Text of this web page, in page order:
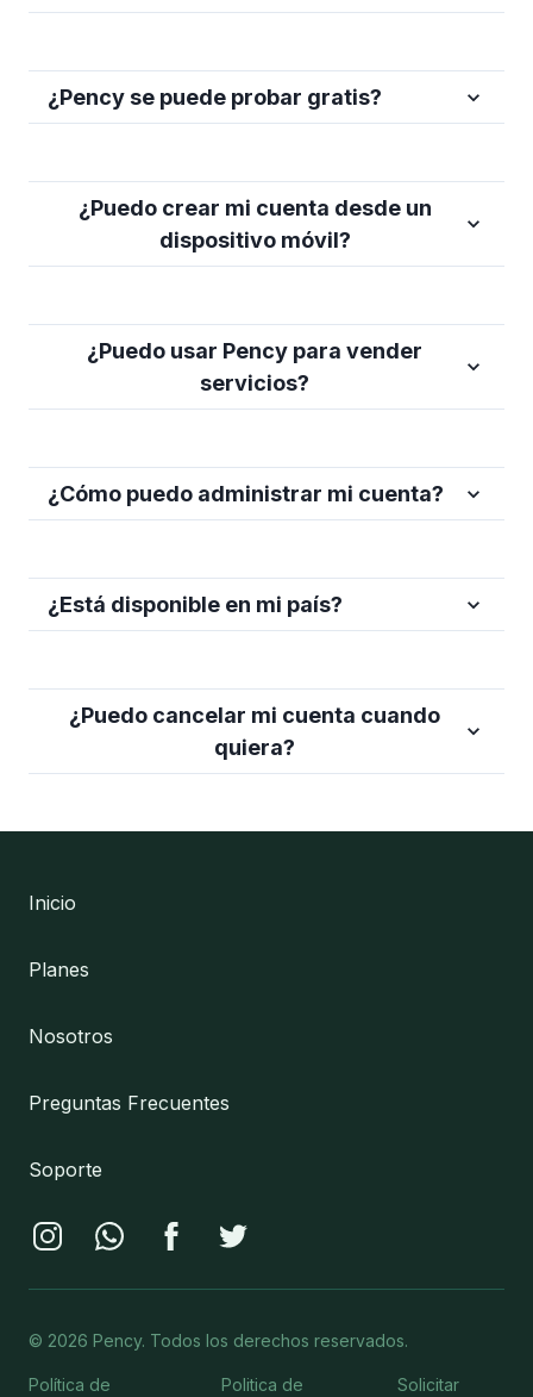
¿Pency se puede probar gratis?
¿Puedo crear mi cuenta desde un
dispositivo móvil?
¿Puedo usar Pency para vender
servicios?
¿Cómo puedo administrar mi cuenta?
¿Está disponible en mi país?
¿Puedo cancelar mi cuenta cuando
quiera?
Inicio
Planes
Nosotros
Preguntas Frecuentes
Soporte
© 2026 Pency. Todos los derechos reservados.
Política de Politica de Solicitar